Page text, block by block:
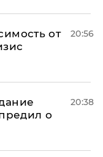
от
20:56
о
20:38